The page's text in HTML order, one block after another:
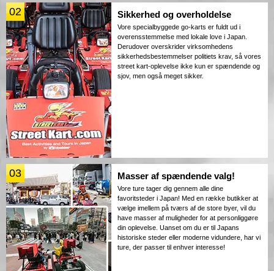
02 Sikkerhed og overholdelse
Vore specialbyggede go-karts er fuldt ud i
overensstemmelse med lokale love i Japan.
Derudover overskrider virksomhedens
sikkerhedsbestemmelser politiets krav, så vores
street kart-oplevelse ikke kun er spændende og
sjov, men også meget sikker.
03 Masser af spændende valg!
Vore ture tager dig gennem alle dine
favoritsteder i Japan! Med en række butikker at
vælge imellem på tværs af de store byer, vil du
have masser af muligheder for at personliggøre
din oplevelse. Uanset om du er til Japans
historiske steder eller moderne vidundere, har vi
ture, der passer til enhver interesse!